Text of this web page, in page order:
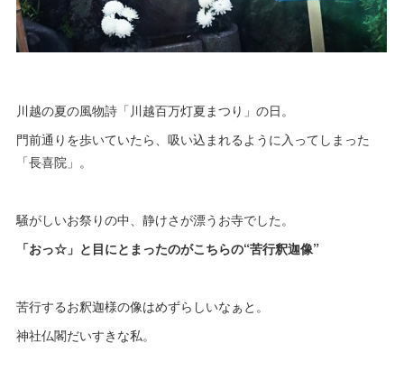
川越の夏の風物詩「川越百万灯夏まつり」の日。
門前通りを歩いていたら、吸い込まれるように入ってしまった
「長喜院」。
騒がしいお祭りの中、静けさが漂うお寺でした。
「おっ☆」と目にとまったのがこちらの“苦行釈迦像”
苦行するお釈迦様の像はめずらしいなぁと。
神社仏閣だいすきな私。